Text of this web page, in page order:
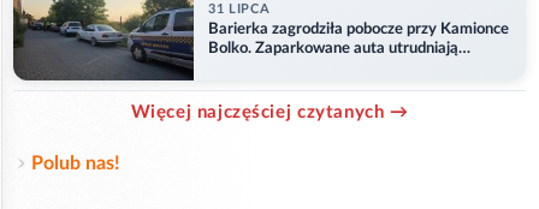
31 LIPCA
Barierka zagrodziła pobocze przy Kamionce
Bolko. Zaparkowane auta utrudniają
Więcej najczęściej czytanych →
Polub nas!